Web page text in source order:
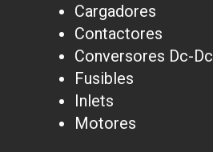
Cargadores
Contactores
Conversores Dc-Dc
Fusibles
Inlets
Motores